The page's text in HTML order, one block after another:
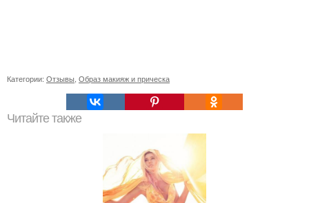
Категории: Отзывы, Образ макияж и прическа
Читайте также